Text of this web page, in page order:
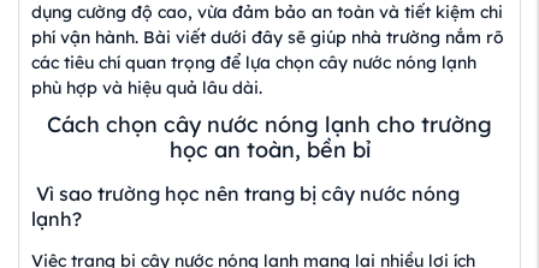
dụng cường độ cao, vừa đảm bảo an toàn và tiết kiệm chi
phí vận hành. Bài viết dưới đây sẽ giúp nhà trường nắm rõ
các tiêu chí quan trọng để lựa chọn cây nước nóng lạnh
phù hợp và hiệu quả lâu dài.
Cách chọn cây nước nóng lạnh cho trường
học an toàn, bền bỉ
Vì sao trường học nên trang bị cây nước nóng
lạnh?
Việc trang bị cây nước nóng lạnh mang lại nhiều lợi ích